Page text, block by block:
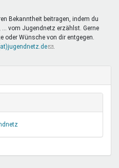
Bekanntheit beitragen, indem du
... vom Jugendnetz erzählst. Gerne
oder Wünsche von dir entgegen.
(Link
E-